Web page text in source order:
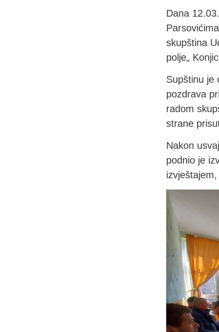
Dana
skupština
polje„
Supštinu je
pozdrava
radom
strane
Nakon
podnio je